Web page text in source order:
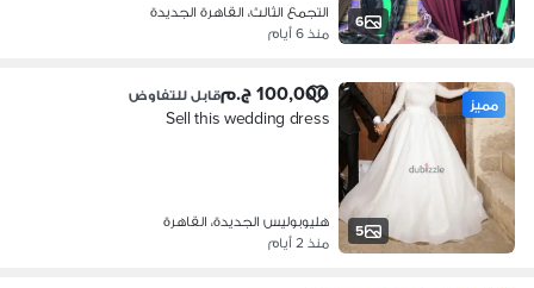
6
التجمع الثالث، القاهرة الجديدة
منذ 6 أيام
5
مميز 100,000 ج.م قابل للتفاوض
Sell this wedding dress
هليوبوليس الجديدة، القاهرة
منذ 2 أيام